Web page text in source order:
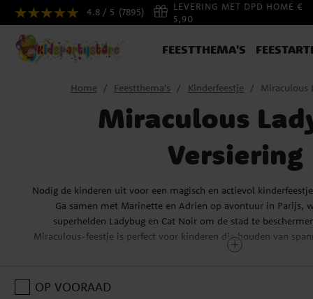
4.8 / 5 (7895)
LEVERING MET DPD HOME €
5,90
FEESTTHEMA'S
Home Feestthema's Kinderfeestje Miraculous
Miraculous
Versiering
Nodig de kinderen uit voor een magisch en actievol
Ga samen met Marinette en Adrien op avontuur in Parijs,
superhelden Ladybug en Cat Noir om de stad te
Miraculous-feestje is perfect voor kinderen die houden van
bekers en servetten met afbeeldingen van Ladybug en Cat
OP VOORAAD